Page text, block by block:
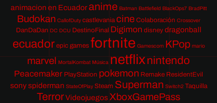
animacion en Ecuador anime Batman Battlefield BlackOps7 BradPitt
Budokan CallofDuty castlevania cine Colaboración Crossover
DanDaDan DC DCU DestinoFinal Digimon disney dragonball
ecuador epic games fortnite Gamescom KPop mario
marvel MortalKombat Música netflixnintendo
Peacemaker PlayStation pokemon Remake ResidentEvil
sony spiderman StateOfPlay Steam Superman Switch2 Taquilla
TerrorVideojuegos XboxGamePass